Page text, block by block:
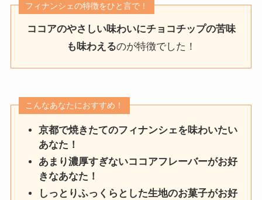
フィナンシェの特徴をひと言で！
ココアのやさしい味わいにチョコチップの苦味
も味わえるのが特徴でした！
こんなあなたにおすすめ！
京都で焼きたてのフィナンシェを味わいたい
あなた！
あまり濃厚すぎないココアフレーバーがお好
きなあなた！
しっとりふっくらとした生地のお菓子がお好